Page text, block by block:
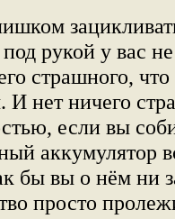
рукой у вас
страшного,
И нет ничего
если вы
аккумулятор
бы вы о нём ни
просто